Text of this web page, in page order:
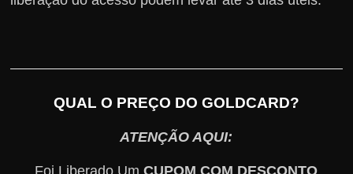
QUAL O PREÇO DO GOLDCARD?
ATENÇÃO AQUI:
Foi Liberado UmCUPOM COM DESCONTO